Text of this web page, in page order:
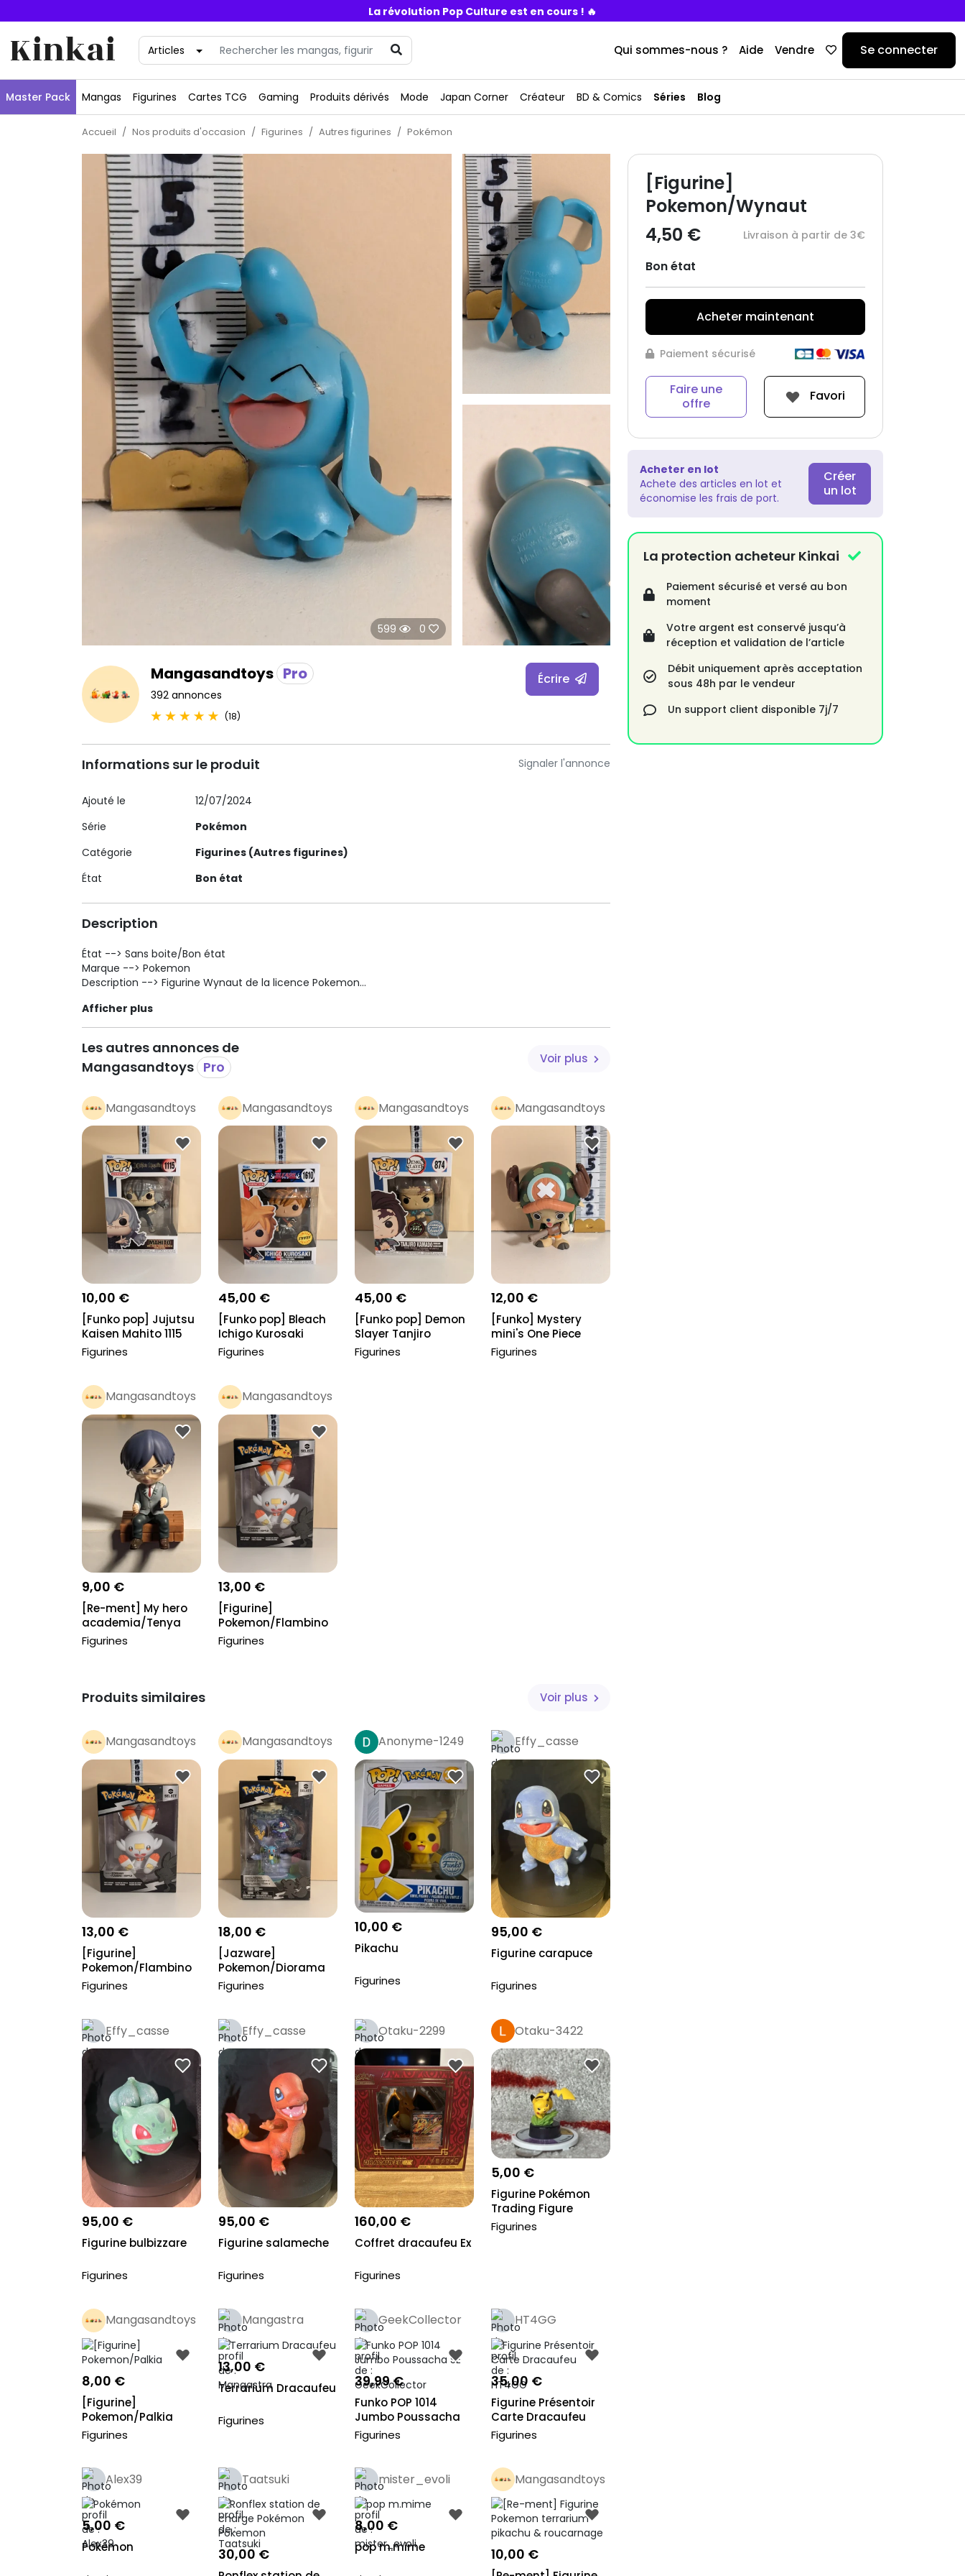
La révolution Pop Culture est en cours ! 🔥
Kinkai Qui sommes-nous ? Aide Vendre Se connecter
Master Pack Mangas Figurines Cartes TCG Gaming Produits dérivés Mode Japan Corner Créateur BD & Comics Séries Blog
Accueil Nos produits d'occasion Figurines Autres figurines Pokémon
599 0
Mangasandtoys Pro
392 annonces
(18)
Écrire
Signaler l'annonce
Informations sur le produit
Ajouté le
12/07/2024
Série
Pokémon
Catégorie
Figurines (Autres figurines)
État
Bon état
Description
État --> Sans boite/Bon état
Marque --> Pokemon
Description --> Figurine Wynaut de la licence Pokemon
Afficher plus
Les autres annonces de
Mangasandtoys Pro Voir plus
Mangasandtoys
Pro
10,00 €
[Funko pop] Jujutsu
Kaisen Mahito 1115
Figurines
Mangasandtoys
Pro
45,00 €
[Funko pop] Bleach
Ichigo Kurosaki
chase 1610
Figurines
Mangasandtoys
Pro
45,00 €
[Funko pop] Demon
Slayer Tanjiro
Kamado glow chse...
Figurines
Mangasandtoys
Pro
12,00 €
[Funko] Mystery
mini's One Piece
Chopper
Figurines
Mangasandtoys
Pro
9,00 €
[Re-ment] My hero
academia/Tenya
Iida
Figurines
Mangasandtoys
Pro
13,00 €
[Figurine]
Pokemon/Flambino
Figurines
Produits similaires Voir plus
Mangasandtoys
Pro
13,00 €
[Figurine]
Pokemon/Flambino
Figurines
Mangasandtoys
Pro
18,00 €
[Jazware]
Pokemon/Diorama
sous marin Poplio &
Hors...
Figurines
Anonyme-1249
10,00 €
Pikachu
Figurines
Effy_casse
95,00 €
Figurine carapuce
Figurines
Effy_casse
95,00 €
Figurine bulbizzare
Figurines
Effy_casse
95,00 €
Figurine salameche
Figurines
Otaku-2299
160,00 €
Coffret dracaufeu Ex
Figurines
Otaku-3422
5,00 €
Figurine Pokémon
Trading Figure
Game
Figurines
Mangasandtoys
Pro
8,00 €
[Figurine]
Pokemon/Palkia
Figurines
Mangastra
13,00 €
Terrarium Dracaufeu
Figurines
GeekCollector
Pro
39,99 €
Funko POP 1014
Jumbo Poussacha
SE
Figurines
HT4GG
35,00 €
Figurine Présentoir
Carte Dracaufeu
Figurines
Alex39
5,00 €
Pokémon
Taatsuki
30,00 €
mister_evoli
8,00 €
pop m.mime
Mangasandtoys
Pro
10,00 €
[Figurine]
Pokemon/Wynaut
4,50 €
Livraison à partir de 3€
Bon état
Acheter maintenant
Paiement sécurisé
Faire une
offre
Favori
Acheter en lot
Achete des articles en lot et
économise les frais de port.
Créer
un lot
La protection acheteur Kinkai
Paiement sécurisé et versé au bon
moment
Votre argent est conservé jusqu’à
réception et validation de l’article
Débit uniquement après acceptation
sous 48h par le vendeur
Un support client disponible 7j/7